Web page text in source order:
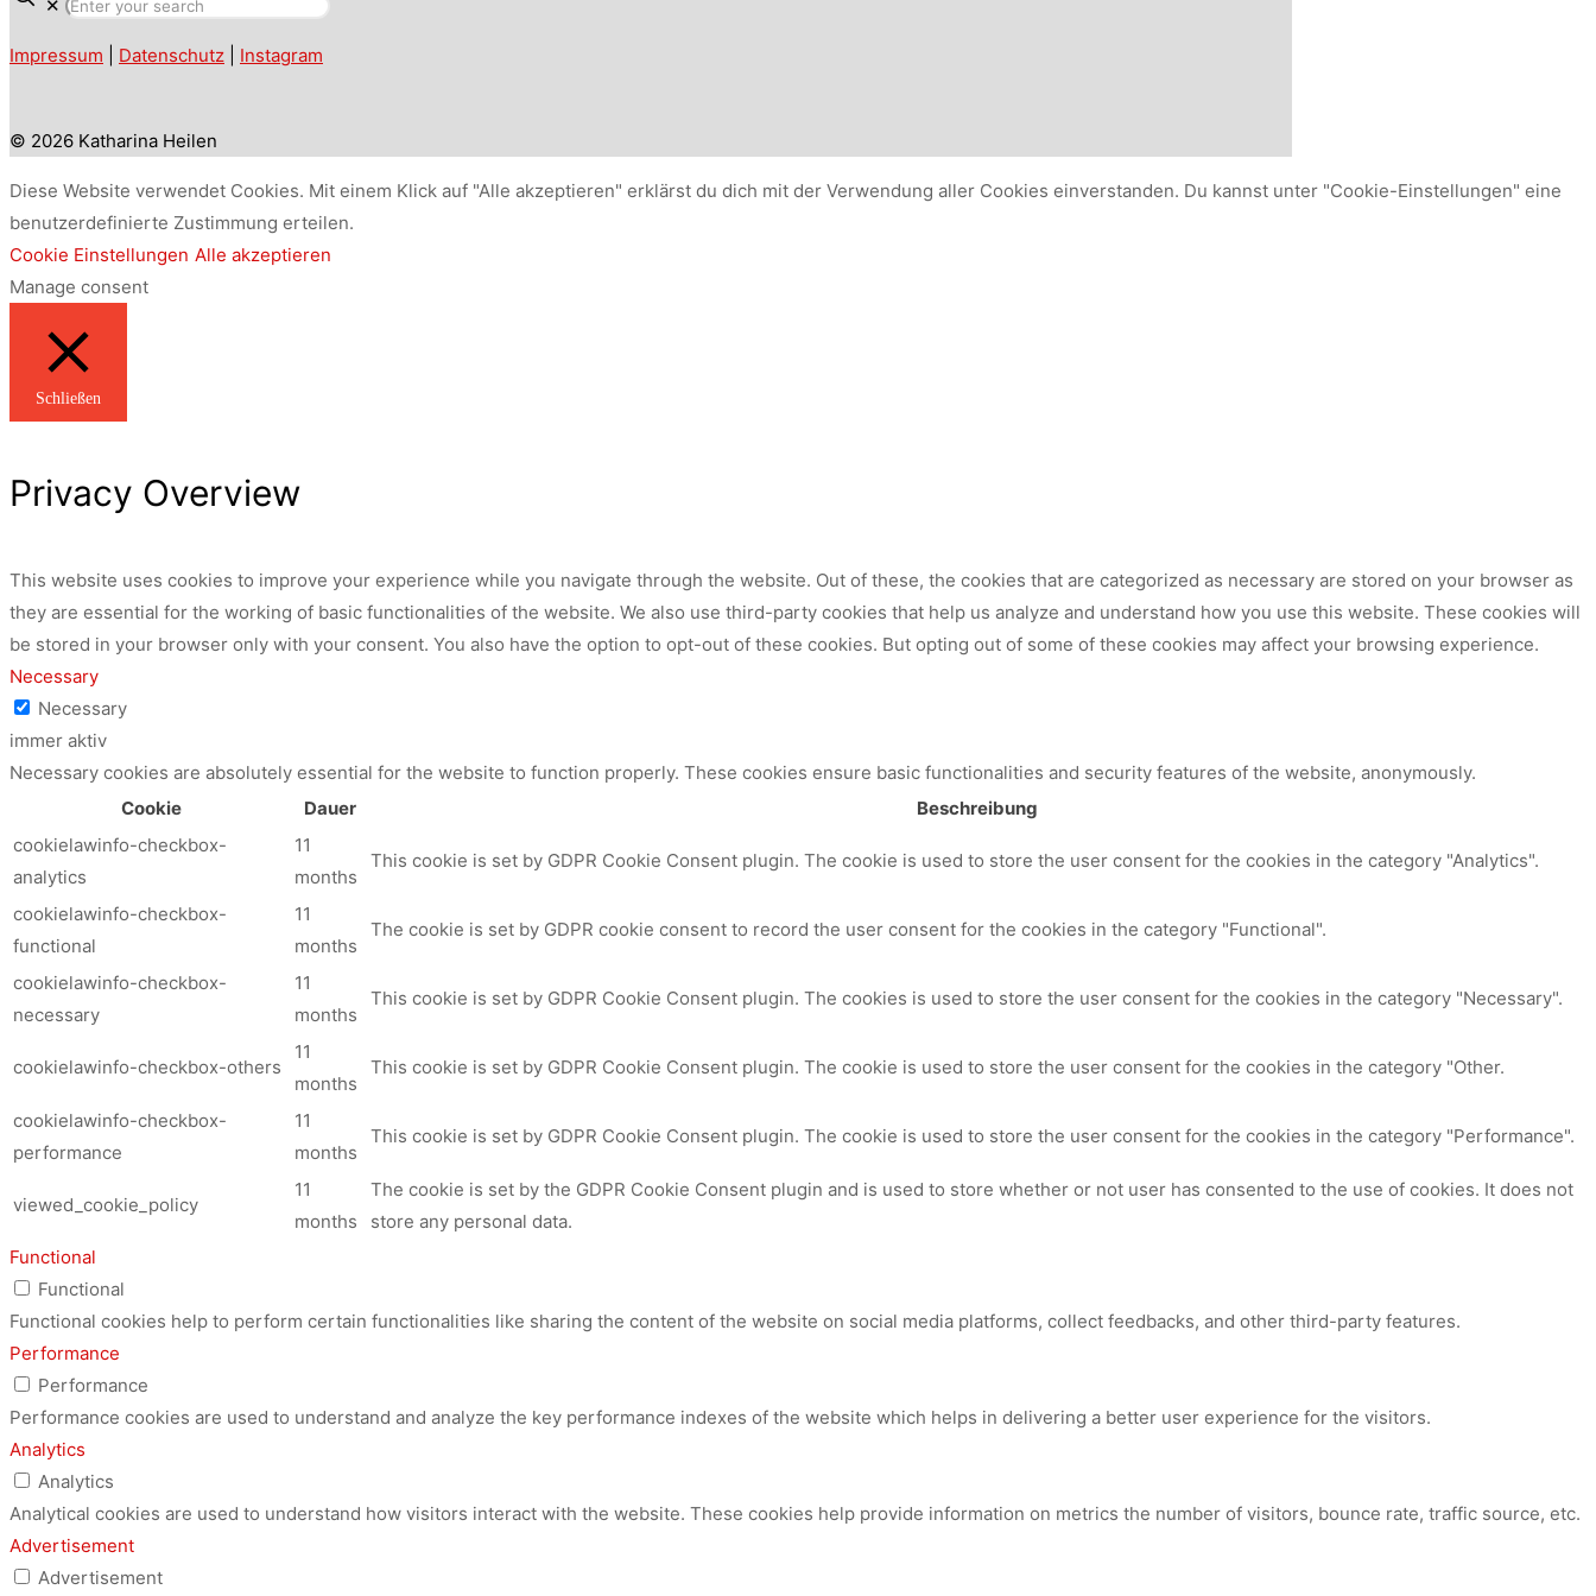
✕
Impressum Datenschutz Instagram
© 2026 Katharina Heilen
Diese Website verwendet Cookies. Mit einem Klick auf "Alle akzeptieren" erklärst du dich mit der Verwendung aller Cookies einverstanden. Du kannst unter "Cookie-Einstellungen" eine
benutzerdefinierte Zustimmung erteilen.
Cookie Einstellungen Alle akzeptieren
Manage consent
Schließen
Privacy Overview
This website uses cookies to improve your experience while you navigate through the website. Out of these, the cookies that are categorized as necessary are stored on your browser as
they are essential for the working of basic functionalities of the website. We also use third-party cookies that help us analyze and understand how you use this website. These cookies will
be stored in your browser only with your consent. You also have the option to opt-out of these cookies. But opting out of some of these cookies may affect your browsing experience.
Necessary
Necessary
immer aktiv
Necessary cookies are absolutely essential for the website to function properly. These cookies ensure basic functionalities and security features of the website, anonymously.
Cookie
Dauer
Beschreibung
cookielawinfo-checkbox-
analytics
11
months
This cookie is set by GDPR Cookie Consent plugin. The cookie is used to store the user consent for the cookies in the category "Analytics".
cookielawinfo-checkbox-
functional
11
months
The cookie is set by GDPR cookie consent to record the user consent for the cookies in the category "Functional".
cookielawinfo-checkbox-
necessary
11
months
This cookie is set by GDPR Cookie Consent plugin. The cookies is used to store the user consent for the cookies in the category "Necessary".
cookielawinfo-checkbox-others
11
months
This cookie is set by GDPR Cookie Consent plugin. The cookie is used to store the user consent for the cookies in the category "Other.
cookielawinfo-checkbox-
performance
11
months
This cookie is set by GDPR Cookie Consent plugin. The cookie is used to store the user consent for the cookies in the category "Performance".
viewed_cookie_policy
11
months
The cookie is set by the GDPR Cookie Consent plugin and is used to store whether or not user has consented to the use of cookies. It does not
store any personal data.
Functional
Functional
Functional cookies help to perform certain functionalities like sharing the content of the website on social media platforms, collect feedbacks, and other third-party features.
Performance
Performance
Performance cookies are used to understand and analyze the key performance indexes of the website which helps in delivering a better user experience for the visitors.
Analytics
Analytics
Analytical cookies are used to understand how visitors interact with the website. These cookies help provide information on metrics the number of visitors, bounce rate, traffic source, etc.
Advertisement
Advertisement